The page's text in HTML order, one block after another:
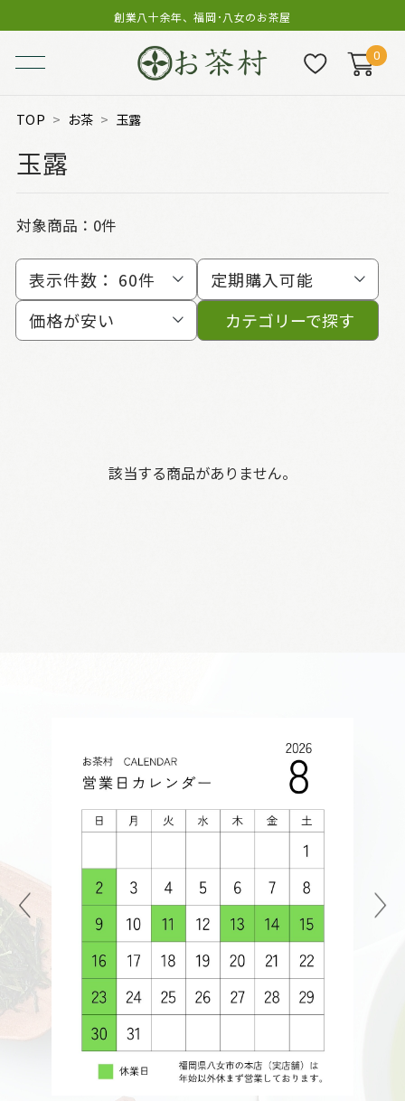
創業八十余年、福岡･八女のお茶屋
0
TOP お茶 玉露
玉露
対象商品：0件
表示件数： 60件
定期購入可能
価格が安い
カテゴリーで探す
該当する商品がありません。